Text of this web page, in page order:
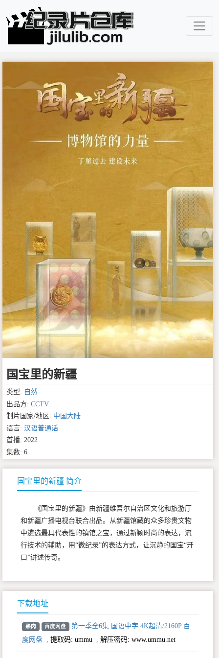
国宝里的新疆
类型: 自然
出品方: CCTV
制片国家/地区: 中国大陆
语言: 汉语普通话
首播: 2022
集数: 6
国宝里的新疆 简介
《国宝里的新疆》由新疆维吾尔自治区文化和旅游厅
和新疆广播电视台联合出品。从新疆馆藏的众多珍贵文物
中遴选最具代表性的镇馆之宝，通过新颖时尚的表达，流
行技术的辅助，用“微纪录”的表达方式，让沉静的国宝“开
口”讲述传奇。
下载地址
熟肉 百度网盘
第一季全6集 国语中字 4K超清/2160P 百
度网盘 , 提取码: ummu , 解压密码: www.ummu.net